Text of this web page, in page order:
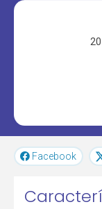
Facebook